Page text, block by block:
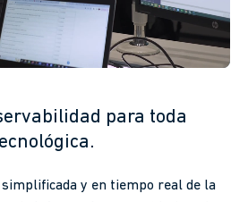
para toda
simplificada y en tiempo real de la